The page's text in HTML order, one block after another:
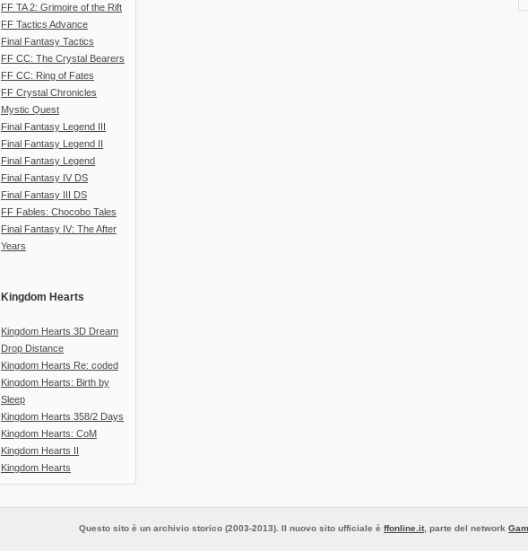
FF TA 2: Grimoire of the Rift
FF Tactics Advance
Final Fantasy Tactics
FF CC: The Crystal Bearers
FF CC: Ring of Fates
FF Crystal Chronicles
Mystic Quest
Final Fantasy Legend III
Final Fantasy Legend II
Final Fantasy Legend
Final Fantasy IV DS
Final Fantasy III DS
FF Fables: Chocobo Tales
Final Fantasy IV: The After
Years
Kingdom Hearts
Kingdom Hearts 3D Dream
Drop Distance
Kingdom Hearts Re: coded
Kingdom Hearts: Birth by
Sleep
Kingdom Hearts 358/2 Days
Kingdom Hearts: CoM
Kingdom Hearts II
Kingdom Hearts
Questo sito è un archivio storico (2003-2013). Il nuovo sito ufficiale è ffonline.it, parte del network